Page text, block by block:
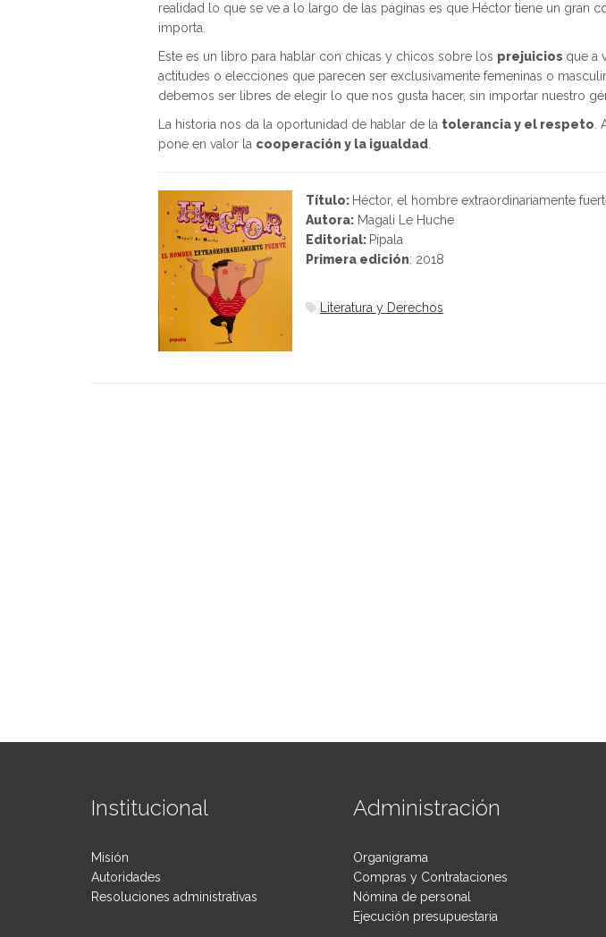
realidad lo que se ve a lo largo de las páginas es que Héctor tiene un gran
importa.
Este es un libro para hablar con chicas y chicos sobre los prejuicios que a
actitudes o elecciones que parecen ser exclusivamente femeninas o
debemos ser libres de elegir lo que nos gusta hacer, sin importar nuestro
La historia nos da la oportunidad de hablar de la tolerancia y el respeto.
pone en valor la cooperación y la igualdad.
Título: Héctor, el hombre extraordinariamente
Autora: Magali Le Huche
Editorial: Pípala
Primera edición: 2018
Literatura y Derechos
Institucional
Misión
Autoridades
Resoluciones administrativas
Administración
Organigrama
Compras y Contrataciones
Nómina de personal
Ejecución presupuestaria